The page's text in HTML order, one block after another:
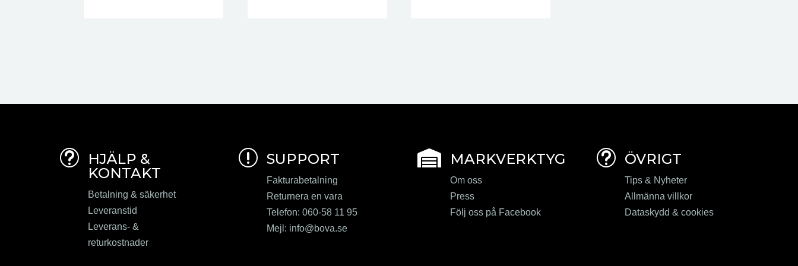
t
HJÄLP &
KONTAKT
Betalning & säkerhet
Leveranstid
Leverans- &
returkostnader
r SUPPORT
Fakturabetalning
Returnera en vara
Telefon: 060-58 11 95
Mejl: info@bova.se
 MARKVERKTYG
Om oss
Press
Följ oss på Facebook
t ÖVRIGT
Tips & Nyheter
Allmänna villkor
Dataskydd & cookies